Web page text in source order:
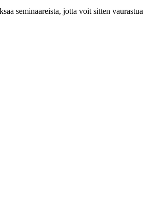
seminaareista, jotta voit sitten vaurastua